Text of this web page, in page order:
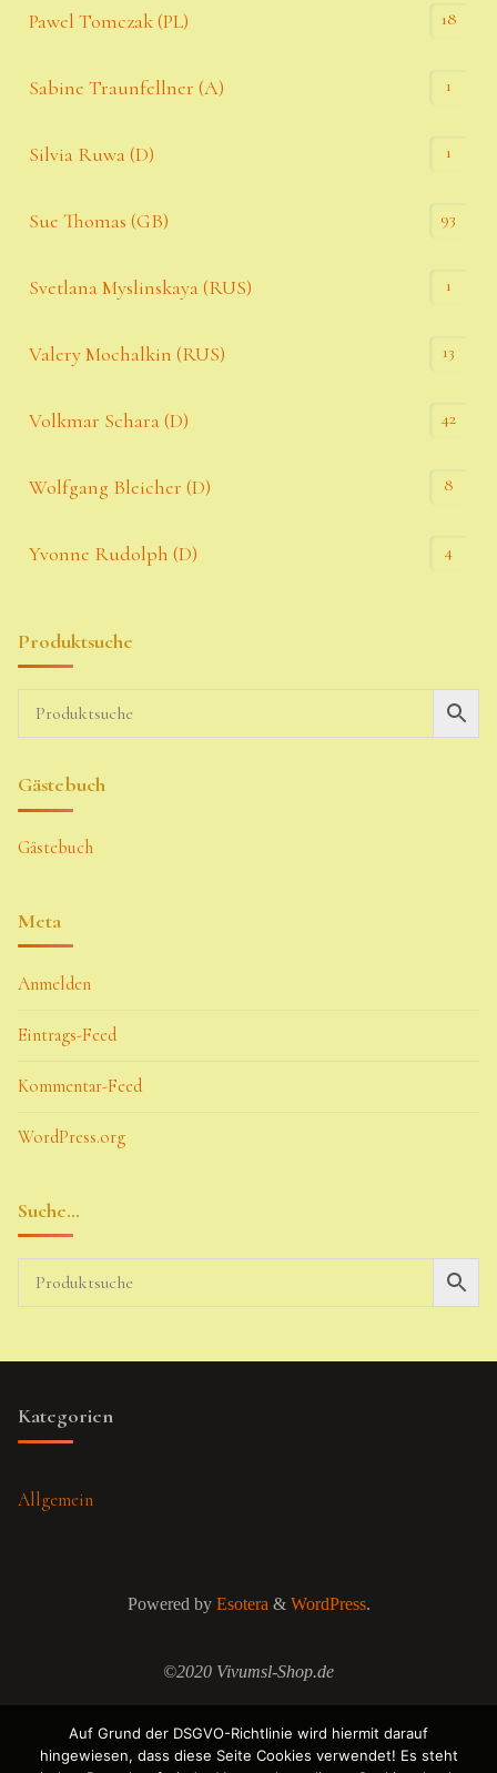
Pawel Tomczak (PL) 18
Sabine Traunfellner (A) 1
Silvia Ruwa (D) 1
Sue Thomas (GB) 93
Svetlana Myslinskaya (RUS) 1
Valery Mochalkin (RUS) 13
Volkmar Schara (D) 42
Wolfgang Bleicher (D) 8
Yvonne Rudolph (D) 4
Produktsuche
Gästebuch
Gästebuch
Meta
Anmelden
Eintrags-Feed
Kommentar-Feed
WordPress.org
Suche…
Kategorien
Allgemein
Powered byEsotera & WordPress.
©2020 Vivumsl-Shop.de
Auf Grund der DSGVO-Richtlinie wird hiermit darauf
hingewiesen, dass diese Seite Cookies verwendet! Es steht